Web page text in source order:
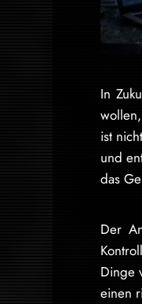
In
ist
und
das
Der
Dinge
einen